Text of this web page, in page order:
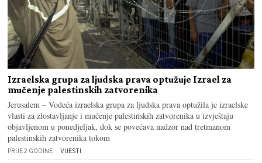
Izraelska grupa za ljudska prava optužuje Izrael za
mučenje palestinskih zatvorenika
Jerusalem – Vodeća izraelska grupa za ljudska prava optužila je izraelske
vlasti za zlostavljanje i mučenje palestinskih zatvorenika u izvještaju
objavljenom u ponedjeljak, dok se povećava nadzor nad tretmanom
palestinskih zatvorenika tokom
PRIJE 2 GODINE VIJESTI